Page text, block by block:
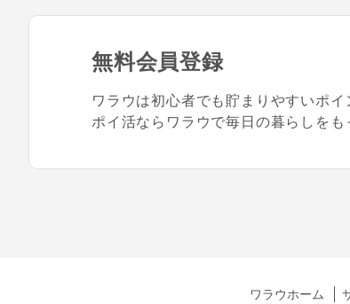
無料会員登録
ワラウは初心者でも貯まりやすいポイ
ポイ活ならワラウで毎日の暮らしをも
ワラウホーム